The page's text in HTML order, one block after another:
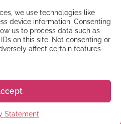
we use technologies like
device information. Consenting
us to process data such as
on this site. Not consenting or
affect certain features
Statement
till vårt